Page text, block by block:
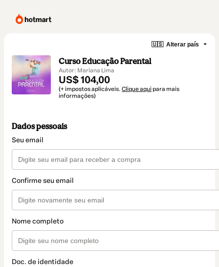
🇺🇸 Alterar país
Curso Educação Parental
Autor: Mariana Lima
US$ 104,00
(+ impostos aplicáveis. Clique aqui para mais
informações)
Dados pessoais
Seu email
Confirme seu email
Nome completo
Doc. de identidade